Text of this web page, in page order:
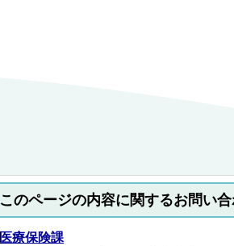
このページの内容に関するお問い
医療保険課